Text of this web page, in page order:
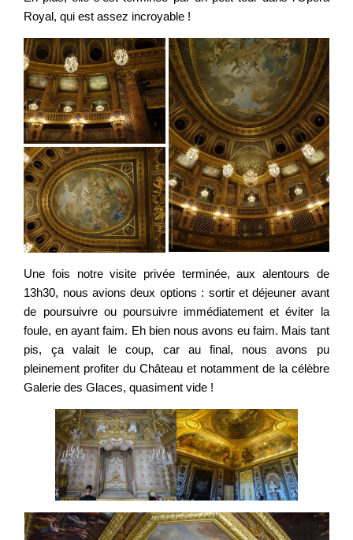
Royal, qui est assez incroyable !
Une fois notre visite privée terminée, aux alentours de
13h30, nous avions deux options : sortir et déjeuner avant
de poursuivre ou poursuivre immédiatement et éviter la
foule, en ayant faim. Eh bien nous avons eu faim. Mais tant
pis, ça valait le coup, car au final, nous avons pu
pleinement profiter du Château et notamment de la célèbre
Galerie des Glaces, quasiment vide !